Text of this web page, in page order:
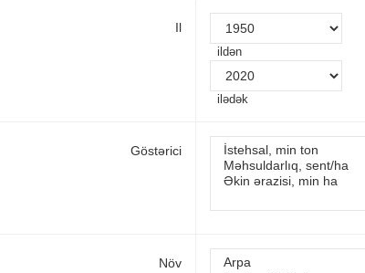
Il
ildən
ilədək
Göstərici
Növ